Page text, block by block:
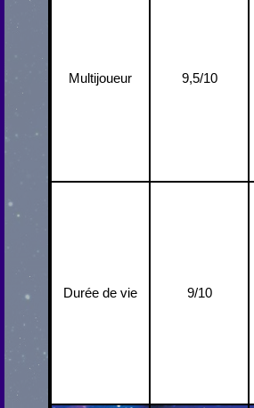
Multijoueur 9,5/10
Durée de vie 9/10